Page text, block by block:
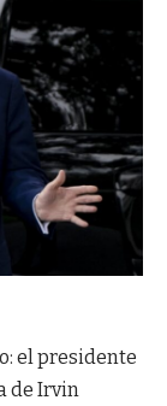
el presidente
de Irvin